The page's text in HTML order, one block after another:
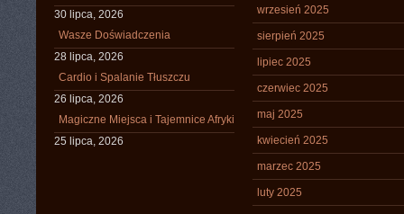
30 lipca, 2026
Wasze Doświadczenia
28 lipca, 2026
Cardio i Spalanie Tłuszczu
26 lipca, 2026
Magiczne Miejsca i Tajemnice Afryki
25 lipca, 2026
wrzesień 2025
sierpień 2025
lipiec 2025
czerwiec 2025
maj 2025
kwiecień 2025
marzec 2025
luty 2025